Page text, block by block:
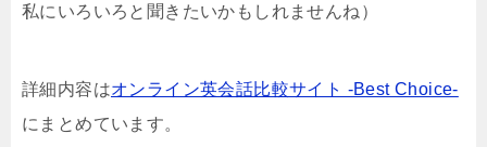
私にいろいろと聞きたいかもしれませんね）
詳細内容はオンライン英会話比較サイト -Best Choice-
にまとめています。